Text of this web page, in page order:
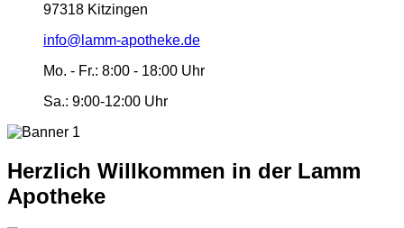
97318 Kitzingen
info@lamm-apotheke.de
Mo. - Fr.: 8:00 - 18:00 Uhr
Sa.: 9:00-12:00 Uhr
Herzlich Willkommen in der Lamm
Apotheke